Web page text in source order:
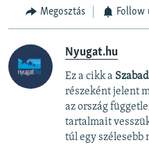
Megosztás Follow
Nyugat.hu
Ez a cikk a
részeként jelent
az ország
tartalmait
túl egy szélesebb